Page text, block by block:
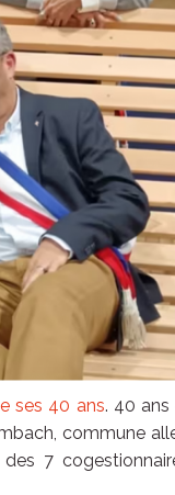
ses 40 ans. 40 ans
commune
des 7